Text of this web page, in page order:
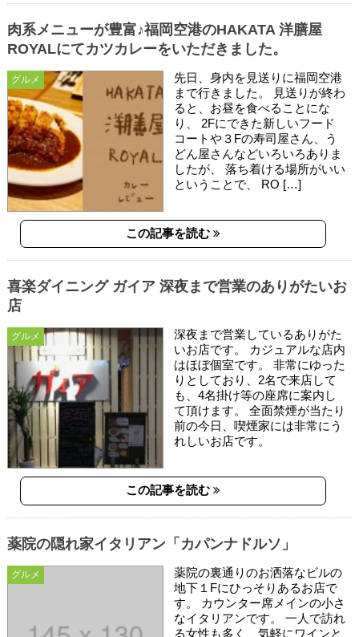
グルメ
肉系メニューが豊富♪福岡空港のHAKATA 洋膳屋
ROYALにてカツカレーをいただきました。
先日、身内を見送りに福岡空港
まで行きました。 見送りが終わ
ると、お昼を食べることにな
り、 2Fにできた新しいフード
コートや３Fの寿司屋さん、う
どん屋さんなどいろいろありま
したが、 落ち着ける場所がいい
ということで、 RO […]
この記事を読む
グルメ
喜楽ダイニング ガイア 深夜まで営業のありがたいお
店
深夜まで営業しているありがた
いお店です。 カジュアルな店内
はほぼ個室です。 非常にゆった
りとしており、2名で来店して
も、4名掛け等の座席に案内し
て頂けます。 全面禁煙が当たり
前の今日、喫煙家には非常にう
れしいお店です。
この記事を読む
グルメ
薬院の隠れ家イタリアン「カパンナドルソ」
薬院の裏通りのお洒落なビルの
地下１Fにひっそりあるお店で
す。 カウンター席メインの小さ
なイタリアンです。 一人で訪れ
る女性も多く、気軽にワインと